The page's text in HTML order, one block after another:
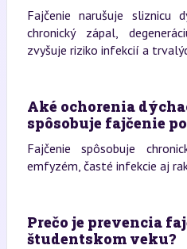
Fajčenie narušuje sliznicu
chronický zápal,
zvyšuje riziko infekcií a
Aké ochorenia
spôsobuje fajčenie
Fajčenie spôsobuje
emfyzém, časté infekcie aj
Prečo je prevencia
študentskom veku?